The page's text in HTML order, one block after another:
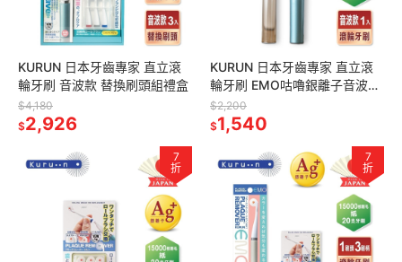
KURUN 日本牙齒專家 直立滾
輪牙刷 音波款 替換刷頭組禮盒
$4,180
$2,926
KURUN 日本牙齒專家 直立滾
輪牙刷 EMO咕嚕銀離子音波潔
淨牙刷 可替換刷頭
$2,200
$1,540
7
折
7
折